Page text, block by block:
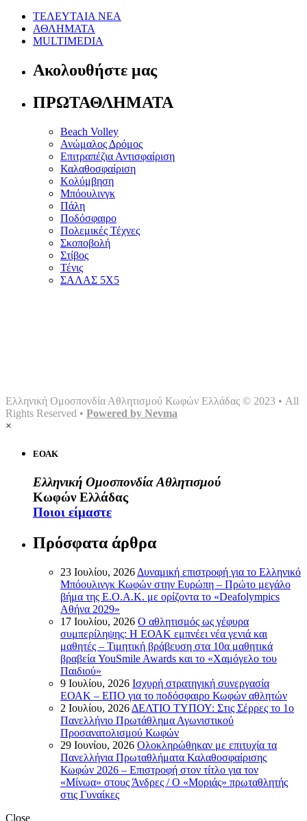
ΤΕΛΕΥΤΑΙΑ ΝΕΑ
ΑΘΛΗΜΑΤΑ
MULTIMEDIA
Ακολουθήστε μας
ΠΡΩΤΑΘΛΗΜΑΤΑ
Beach Volley
Ανώμαλος Δρόμος
Επιτραπέζια Αντισφαίριση
Καλαθοσφαίριση
Κολύμβηση
Μπόουλινγκ
Πάλη
Ποδόσφαιρο
Πολεμικές Τέχνες
Σκοποβολή
Στίβος
Τένις
ΣΑΛΑΣ 5Χ5
Ελληνική Ομοσπονδία Αθλητισμού Κωφών Ελλάδας © 2023 • All
Rights Reserved • Powered by Nevma
×
ΕΟΑΚ
Ελληνική Ομοσπονδία Αθλητισμού
Κωφών Ελλάδας
Ποιοι είμαστε
Πρόσφατα άρθρα
23 Ιουλίου, 2026 Δυναμική επιστροφή για το Ελληνικό
Μπόουλινγκ Κωφών στην Ευρώπη – Πρώτο μεγάλο
βήμα της Ε.Ο.Α.Κ. με ορίζοντα το «Deafolympics
Αθήνα 2029»
17 Ιουλίου, 2026 Ο αθλητισμός ως γέφυρα
συμπερίληψης: Η ΕΟΑΚ εμπνέει νέα γενιά και
μαθητές – Τιμητική βράβευση στα 10α μαθητικά
βραβεία YouSmile Awards και το «Χαμόγελο του
Παιδιού»
9 Ιουλίου, 2026 Ισχυρή στρατηγική συνεργασία
ΕΟΑΚ – ΕΠΟ για το ποδόσφαιρο Κωφών αθλητών
2 Ιουλίου, 2026 ΔΕΛΤΙΟ ΤΥΠΟΥ: Στις Σέρρες το 1ο
Πανελλήνιο Πρωτάθλημα Αγωνιστικού
Προσανατολισμού Κωφών
29 Ιουνίου, 2026 Ολοκληρώθηκαν με επιτυχία τα
Πανελλήνια Πρωταθλήματα Καλαθοσφαίρισης
Κωφών 2026 – Επιστροφή στον τίτλο για τον
«Μίνωα» στους Άνδρες / Ο «Μοριάς» πρωταθλητής
στις Γυναίκες
Close